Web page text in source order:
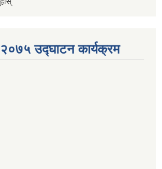
उद्घाटन कार्यक्रम